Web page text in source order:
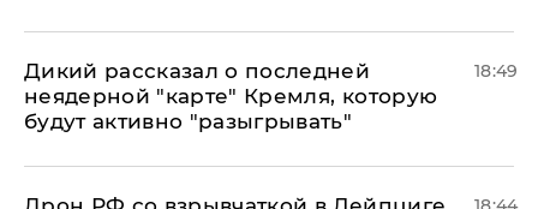
Дикий рассказал о последней
неядерной "карте" Кремля, которую
будут активно "разыгрывать"
18:49